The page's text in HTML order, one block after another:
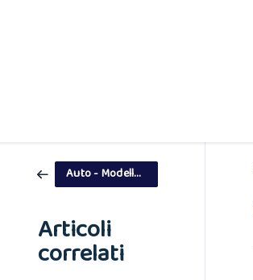
Auto - Modello di pagamento
Articoli
correlati